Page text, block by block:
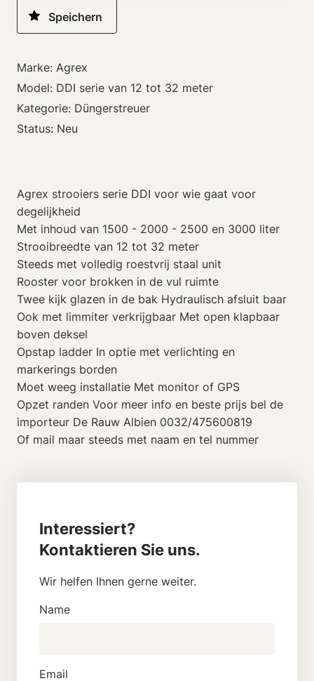
Marke: Agrex
Model: DDI serie van 12 tot 32 meter
Kategorie: Düngerstreuer
Status: Neu
Agrex strooiers serie DDI voor wie gaat voor
degelijkheid
Met inhoud van 1500 - 2000 - 2500 en 3000 liter
Strooibreedte van 12 tot 32 meter
Steeds met volledig roestvrij staal unit
Rooster voor brokken in de vul ruimte
Twee kijk glazen in de bak Hydraulisch afsluit baar
Ook met limmiter verkrijgbaar Met open klapbaar
boven deksel
Opstap ladder In optie met verlichting en
markerings borden
Moet weeg installatie Met monitor of GPS
Opzet randen Voor meer info en beste prijs bel de
importeur De Rauw Albien 0032/475600819
Of mail maar steeds met naam en tel nummer
Interessiert?
Kontaktieren Sie uns.
Wir helfen Ihnen gerne weiter.
Name
Email